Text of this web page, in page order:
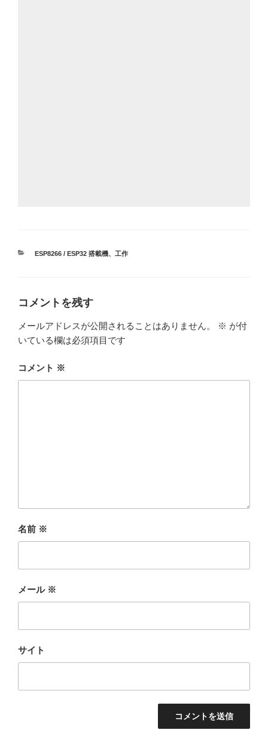
カ
ESP8266 / ESP32 搭載機、 工作
コメントを残す
メールアドレスが公開されることはありません。 ※ が付
いている欄は必須項目です
コメント ※
名前 ※
メール ※
サイト